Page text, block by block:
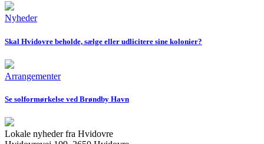
Nyheder
Skal Hvidovre beholde, sælge eller udlicitere sine kolonier?
Arrangementer
Se solformørkelse ved Brøndby Havn
Lokale nyheder fra Hvidovre